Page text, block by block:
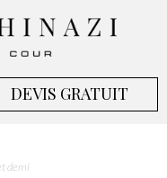
DEVIS GRATUIT
demi